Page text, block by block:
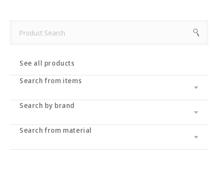
See all products
Search from items
Leather wallet / leather wallet
・long wallet
Accessory
Search by brand
Cramp
Cramp Classic
Search from material